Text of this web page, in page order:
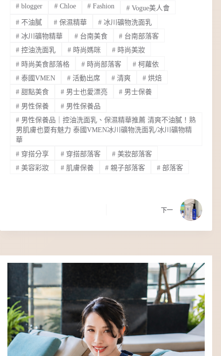
#blogger #Chloe # Fashion # Vogue美人會
#不油膩 #保濕精華 # 冰川礦物洗面乳
#冰川礦物精華 #台南美食 # 台南部落客
#控油洗面乳 #時尚媽咪 # 時尚美妝
#時尚美食部落格 #時尚部落客 # 柯蘿依
#泰國VMEN #活動出席 # 清爽 # 烘焙
#甜點美食 #男士也愛漂亮 # 男士保養
#男性保養 #男性保養品
#男性保養品｜控油洗面乳、保濕精華推薦 清爽不油膩！熟
男肌膚也要有魅力 泰國VMEN冰川礦物洗面乳/冰川礦物精
華
#穿搭分享 #穿搭部落客 # 美妝部落客
#美容彩妝 #肌膚保養 # 親子部落客 # 部落客
下一